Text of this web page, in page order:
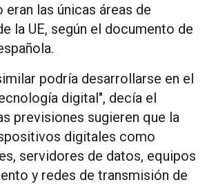
las únicas áreas de
la UE, según el documento de
podría desarrollarse en el
digital", decía el
previsiones sugieren que la
digitales como
servidores de datos, equipos
y redes de transmisión de